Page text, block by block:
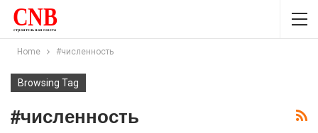
Home #численность
Browsing Tag
#численность